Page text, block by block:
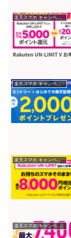
楽天スマホ キャンペーン
楽天スマホ キャンペーン
楽天スマホ キャンペーン
楽天スマホ キャンペーン